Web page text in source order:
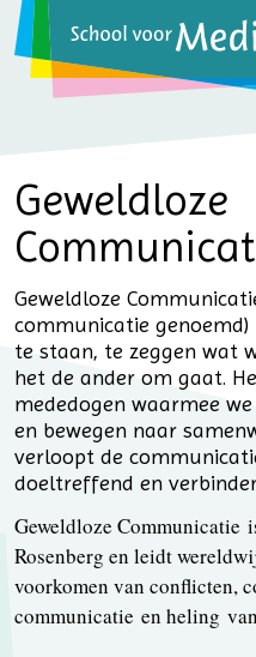
Geweldloze
Geweldloze
communicatie
te staan, te zeggen wat
het de ander om gaat.
mededogen waarmee
en bewegen naar
verloopt de
doeltreffend en
Geweldloze
Rosenberg en leidt
voorkomen van conflicten,
communicatie en heling